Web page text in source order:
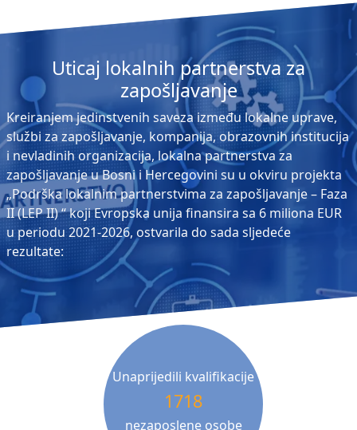
Uticaj lokalnih partnerstva za
zapošljavanje
Kreiranjem jedinstvenih saveza između lokalne uprave,
službi za zapošljavanje, kompanija, obrazovnih institucija
i nevladinih organizacija, lokalna partnerstva za
zapošljavanje u Bosni i Hercegovini su u okviru projekta
„Podrška lokalnim partnerstvima za zapošljavanje – Faza
II (LEP II) “ koji Evropska unija finansira sa 6 miliona EUR
u periodu 2021-2026, ostvarila do sada sljedeće
rezultate:
Unaprijedili kvalifikacije
1718
nezaposlene osobe